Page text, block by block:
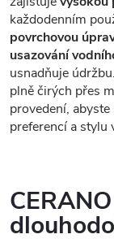
každodenním
povrchovou
usazování
usnadňuje
plně čirých přes
provedení,
preferencí a stylu